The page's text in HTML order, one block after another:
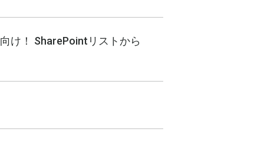
け！ SharePointリストから